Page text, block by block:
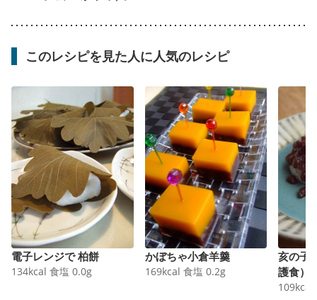
このレシピを見た人に人気のレシピ
電子レンジで 柏餅
134kcal 食塩 0.0g
かぼちゃ小倉羊羹
169kcal 食塩 0.2g
亥の子
護食）
109kcal